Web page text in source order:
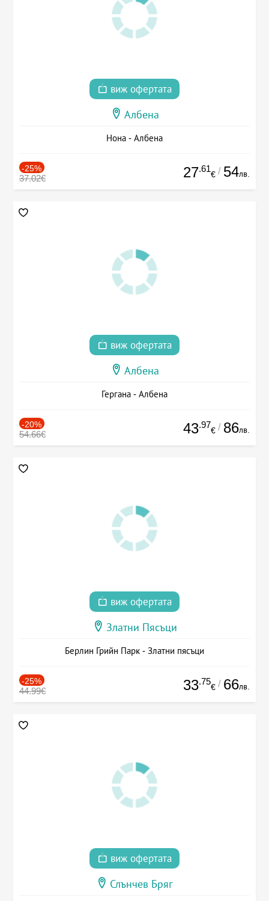
виж офертата
Албена
Нона - Албена
-25%
37.02€ 27.61
€ / 54лв.
виж офертата
Албена
Гергана - Албена
-20%
54.66€ 43.97
€ / 86лв.
виж офертата
Златни Пясъци
Берлин Грийн Парк - Златни пясъци
-25%
44.99€ 33.75
€ / 66лв.
виж офертата
Слънчев Бряг